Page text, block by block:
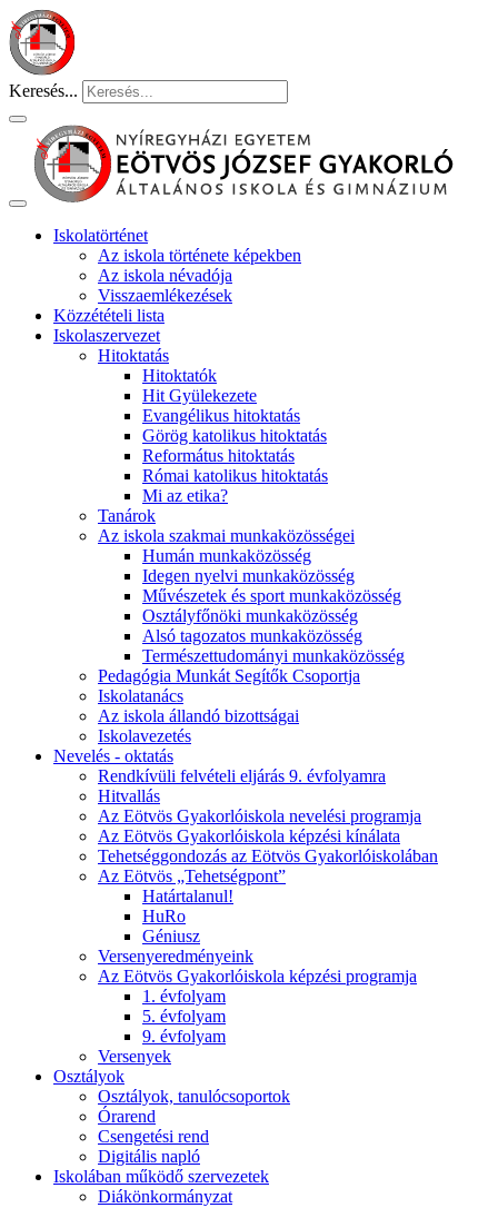
Keresés...
Iskolatörténet
Az iskola története képekben
Az iskola névadója
Visszaemlékezések
Közzétételi lista
Iskolaszervezet
Hitoktatás
Hitoktatók
Hit Gyülekezete
Evangélikus hitoktatás
Görög katolikus hitoktatás
Református hitoktatás
Római katolikus hitoktatás
Mi az etika?
Tanárok
Az iskola szakmai munkaközösségei
Humán munkaközösség
Idegen nyelvi munkaközösség
Művészetek és sport munkaközösség
Osztályfőnöki munkaközösség
Alsó tagozatos munkaközösség
Természettudományi munkaközösség
Pedagógia Munkát Segítők Csoportja
Iskolatanács
Az iskola állandó bizottságai
Iskolavezetés
Nevelés - oktatás
Rendkívüli felvételi eljárás 9. évfolyamra
Hitvallás
Az Eötvös Gyakorlóiskola nevelési programja
Az Eötvös Gyakorlóiskola képzési kínálata
Tehetséggondozás az Eötvös Gyakorlóiskolában
Az Eötvös „Tehetségpont”
Határtalanul!
HuRo
Géniusz
Versenyeredményeink
Az Eötvös Gyakorlóiskola képzési programja
1. évfolyam
5. évfolyam
9. évfolyam
Versenyek
Osztályok
Osztályok, tanulócsoportok
Órarend
Csengetési rend
Digitális napló
Iskolában működő szervezetek
Diákönkormányzat